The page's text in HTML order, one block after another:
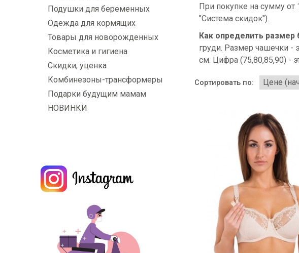
Подушки для беременных
Одежда для кормящих
Товары для новорожденных
Косметика и гигиена
Скидки, уценка
Комбинезоны-трансформеры
Подарки будущим мамам
НОВИНКИ
При покупке на сумму от
"Система скидок").
Как определить размер
груди. Размер чашечки -
см. Цифра (75,80,85,90) -
Сортировать по: